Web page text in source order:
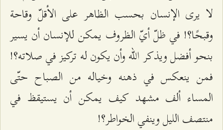
لا يرى الإنسان بحسب الظاهر على الأقلّ وقاحة
وقبحًا؟! في ظلّ أيّ الظروف يمكن للإنسان أن يسير
بنحو أفضل ويذكر الله وأن يكون له تركيز في صلاته؟!
فمن ينعكس في ذهنه وخياله من الصباح حتّى
المساء ألف مشهد كيف يمكن أن يستيقظ في
منتصف الليل وينفي الخواطر؟!